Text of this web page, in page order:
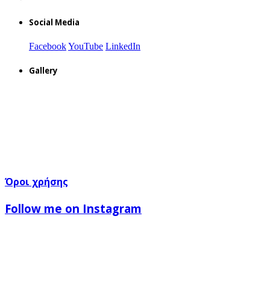
Social Media
FacebookYouTube LinkedIn
Gallery
Όροι χρήσης
Follow me on Instagram